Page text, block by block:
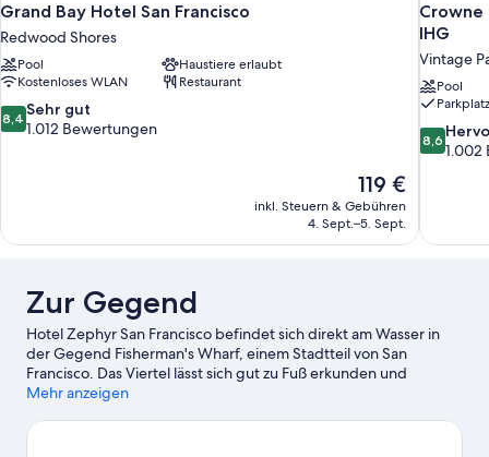
Grand Bay Hotel San Francisco
Redwood Shores
Pool
Haustiere erlaubt
Kostenloses WLAN
Restaurant
8.4
von
8,4 Sehr gut
1.012 Bewertungen
Der
Preis
beträgt
119 €
inkl. Steuern & Gebühren
4. Sept.–5. Sept.
Crowne
IHG
Vintage
Pool
8.6
von
8,6
1.002
Zur Gegend
Hotel Zephyr San Francisco befindet sich direkt am Wasser in
der Gegend Fisherman's Wharf, einem Stadtteil von San
Francisco. Das Viertel lässt sich gut zu Fuß erkunden und
punktet außerdem mit guten Einkaufsmöglichkeiten. San
Auditorium sind Höhepunkte für kulturell interessierte
Mehr anzeigen